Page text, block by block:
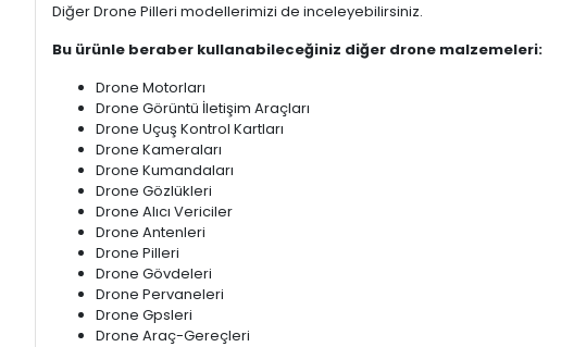
Diğer Drone Pilleri modellerimizi de inceleyebilirsiniz.
Bu ürünle beraber kullanabileceğiniz diğer drone malzemeleri:
Drone Motorları
Drone Görüntü İletişim Araçları
Drone Uçuş Kontrol Kartları
Drone Kameraları
Drone Kumandaları
Drone Gözlükleri
Drone Alıcı Vericiler
Drone Antenleri
Drone Pilleri
Drone Gövdeleri
Drone Pervaneleri
Drone Gpsleri
Drone Araç-Gereçleri